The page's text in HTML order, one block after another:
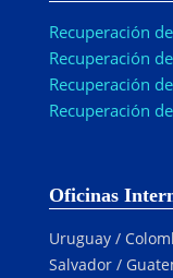
Recuperación
Recuperación
Recuperación
Recuperación
Oficinas
Uruguay /
Salvador /